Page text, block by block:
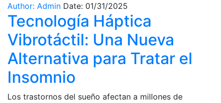
Author: Admin Date: 01/31/2025
Tecnología Háptica
Vibrotáctil: Una Nueva
Alternativa para Tratar el
Insomnio
Los trastornos del sueño afectan a millones de